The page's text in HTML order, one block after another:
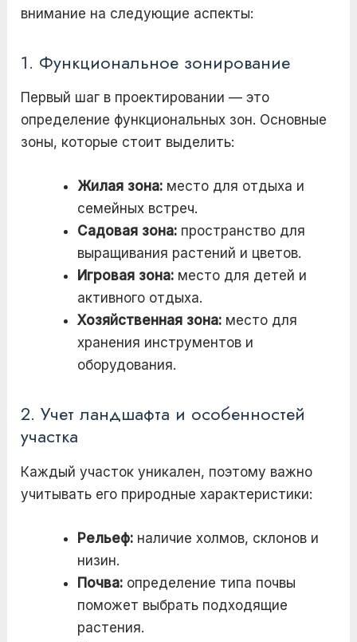
внимание на следующие аспекты:
1. Функциональное зонирование
Первый шаг в проектировании — это
определение функциональных зон. Основные
зоны, которые стоит выделить:
Жилая зона: место для отдыха и
семейных встреч.
Садовая зона: пространство для
выращивания растений и цветов.
Игровая зона: место для детей и
активного отдыха.
Хозяйственная зона: место для
хранения инструментов и
оборудования.
2. Учет ландшафта и особенностей
участка
Каждый участок уникален, поэтому важно
учитывать его природные характеристики:
Рельеф: наличие холмов, склонов и
низин.
Почва: определение типа почвы
поможет выбрать подходящие
растения.